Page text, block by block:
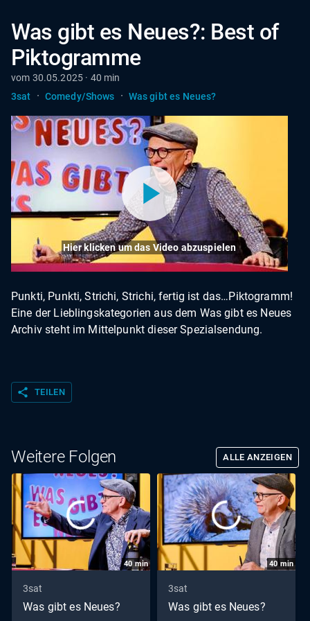
Was gibt es Neues?: Best of
Piktogramme
vom 30.05.2025 · 40 min
3sat
· Comedy/Shows · Was gibt es Neues?
Hier klicken um das Video abzuspielen
Punkti, Punkti, Strichi, Strichi, fertig ist das…Piktogramm!
Eine der Lieblingskategorien aus dem Was gibt es Neues
Archiv steht im Mittelpunkt dieser Spezialsendung.
share TEILEN
Weitere Folgen ALLE ANZEIGEN
40 min
3sat
Was gibt es Neues?
40 min
3sat
Was gibt es Neues?